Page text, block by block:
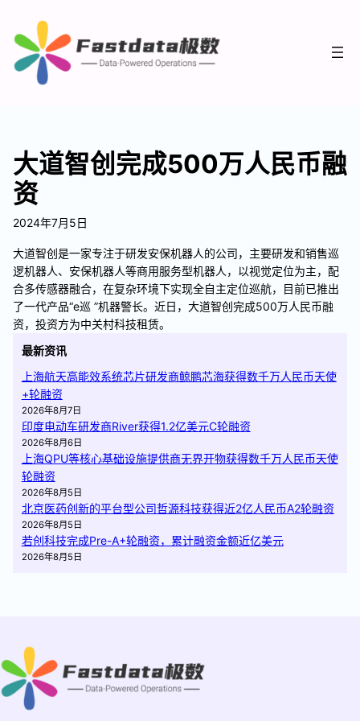
大道智创完成500万人民币融
资
2024年7月5日
大道智创是一家专注于研发安保机器人的公司，主要研发和销售巡
逻机器人、安保机器人等商用服务型机器人，以视觉定位为主，配
合多传感器融合，在复杂环境下实现全自主定位巡航，目前已推出
了一代产品“e巡 ”机器警长。近日，大道智创完成500万人民币融
资，投资方为中关村科技租赁。
最新资讯
上海航天高能效系统芯片研发商鲸鹏芯海获得数千万人民币天使
+轮融资
2026年8月7日
印度电动车研发商River获得1.2亿美元C轮融资
2026年8月6日
上海QPU等核心基础设施提供商无界开物获得数千万人民币天使
轮融资
2026年8月5日
北京医药创新的平台型公司哲源科技获得近2亿人民币A2轮融资
2026年8月5日
若创科技完成Pre-A+轮融资，累计融资金额近亿美元
2026年8月5日